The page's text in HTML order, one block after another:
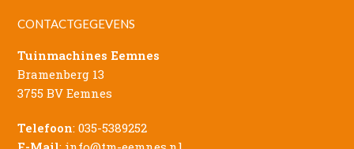
CONTACTGEGEVENS
Tuinmachines Eemnes
Bramenberg 13
3755 BV Eemnes
Telefoon:035-5389252